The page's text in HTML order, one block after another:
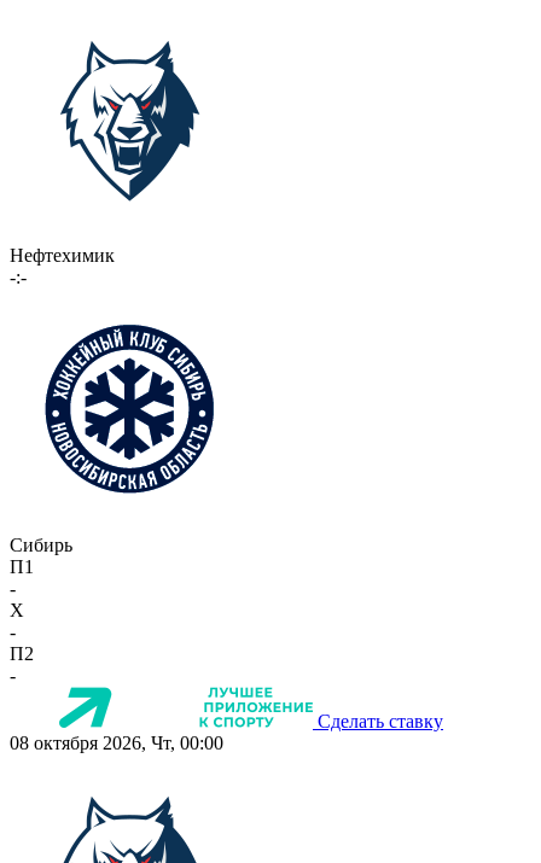
Нефтехимик
-:-
Сибирь
П1
-
X
-
П2
-
Сделать ставку
08 октября 2026, Чт, 00:00